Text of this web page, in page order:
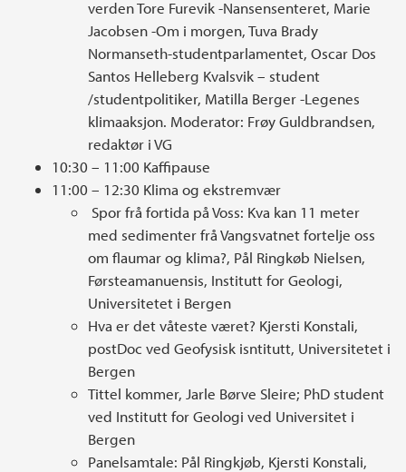
verden Tore Furevik -Nansensenteret, Marie
Jacobsen -Om i morgen, Tuva Brady
Normanseth-studentparlamentet, Oscar Dos
Santos Helleberg Kvalsvik – student
/studentpolitiker, Matilla Berger -Legenes
klimaaksjon. Moderator: Frøy Guldbrandsen,
redaktør i VG
10:30 – 11:00 Kaffipause
11:00 – 12:30 Klima og ekstremvær
Spor frå fortida på Voss: Kva kan 11 meter
med sedimenter frå Vangsvatnet fortelje oss
om flaumar og klima?, Pål Ringkøb Nielsen,
Førsteamanuensis, Institutt for Geologi,
Universitetet i Bergen
Hva er det våteste været? Kjersti Konstali,
postDoc ved Geofysisk isntitutt, Universitetet i
Bergen
Tittel kommer, Jarle Børve Sleire; PhD student
ved Institutt for Geologi ved Universitet i
Bergen
Panelsamtale: Pål Ringkjøb, Kjersti Konstali,